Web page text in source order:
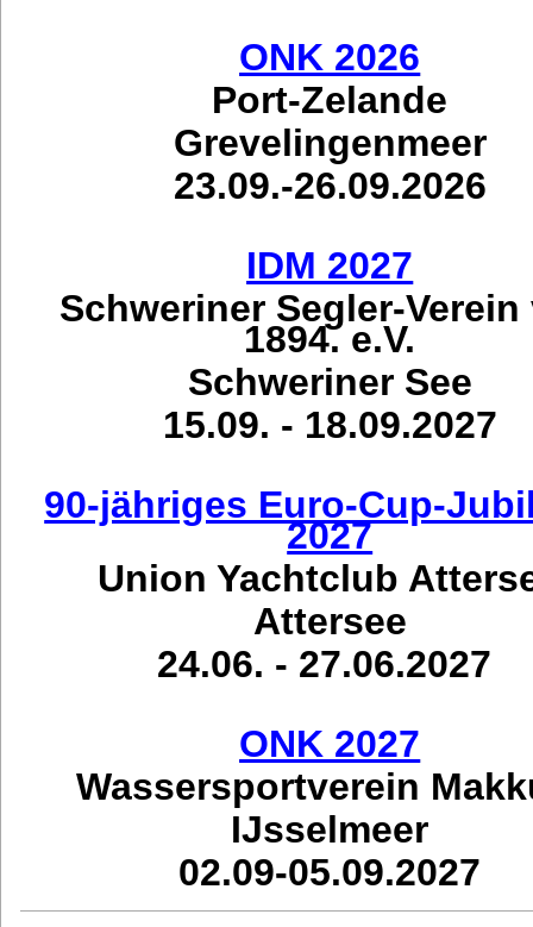
ONK 2026
Port-Zelande
Grevelingenmeer
23.09.-26.09.2026
IDM 2027
Schweriner Segler-Verein
1894. e.V.
Schweriner See
15.09. - 18.09.2027
90-jähriges Euro-Cup-
2027
Union Yachtclub
Attersee
24.06. - 27.06.2027
ONK 2027
Wassersportverein
IJsselmeer
02.09-05.09.2027